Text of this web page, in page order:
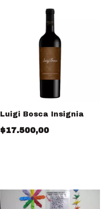
Luigi Bosca Insignia
$17.500,00